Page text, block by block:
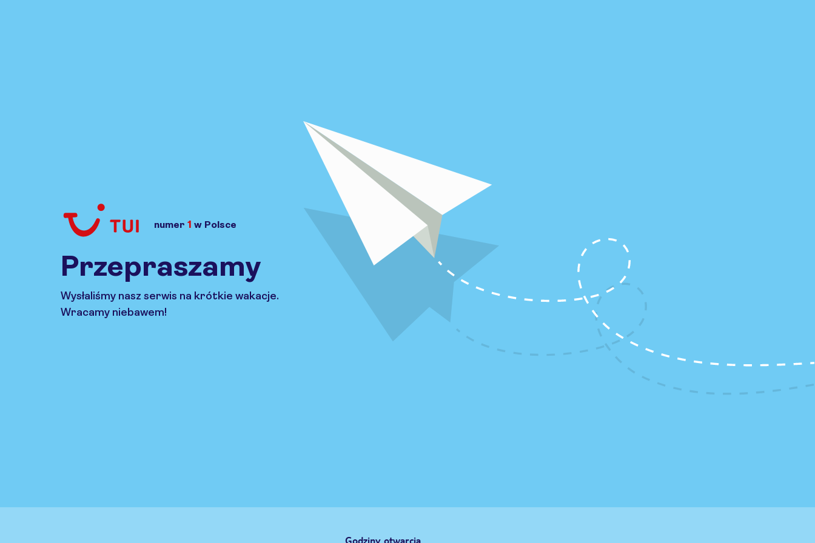
numer 1 w Polsce
Przepraszamy
Wysłaliśmy nasz serwis na krótkie wakacje.
Wracamy niebawem!
Godziny otwarcia